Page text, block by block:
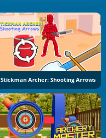
Stickman Archer: Shooting Arrows